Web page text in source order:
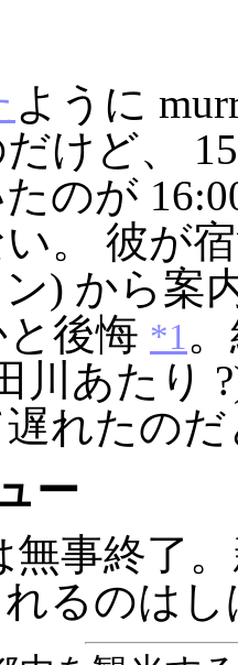
ように
けど、
のが
。 彼が
) から案
後悔 *1
川あたり
れたの
ー
無事終了
るのは